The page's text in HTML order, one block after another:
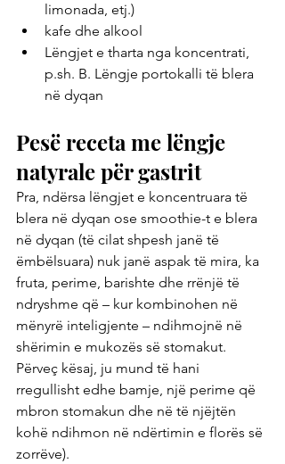
limonada, etj.)
kafe dhe alkool
Lëngjet e tharta nga koncentrati,
p.sh. B. Lëngje portokalli të blera
në dyqan
Pesë receta me lëngje
natyrale për gastrit
Pra, ndërsa lëngjet e koncentruara të
blera në dyqan ose smoothie-t e blera
në dyqan (të cilat shpesh janë të
ëmbëlsuara) nuk janë aspak të mira, ka
fruta, perime, barishte dhe rrënjë të
ndryshme që – kur kombinohen në
mënyrë inteligjente – ndihmojnë në
shërimin e mukozës së stomakut.
Përveç kësaj, ju mund të hani
rregullisht edhe bamje, një perime që
mbron stomakun dhe në të njëjtën
kohë ndihmon në ndërtimin e florës së
zorrëve).